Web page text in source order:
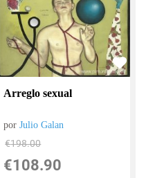
Arreglo sexual
porJulio Galan
€198.00
€108.90